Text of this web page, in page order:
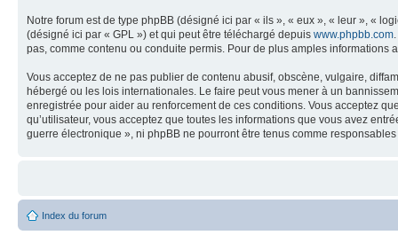
Notre forum est de type phpBB (désigné ici par « ils », « eux », « leur », «
(désigné ici par « GPL ») et qui peut être téléchargé depuis www.phpbb.com
pas, comme contenu ou conduite permis. Pour de plus amples informations
Vous acceptez de ne pas publier de contenu abusif, obscène, vulgaire,
hébergé ou les lois internationales. Le faire peut vous mener à un
enregistrée pour aider au renforcement de ces conditions. Vous acceptez
qu’utilisateur, vous acceptez que toutes les informations que vous avez
guerre électronique », ni phpBB ne pourront être tenus comme
Index du forum